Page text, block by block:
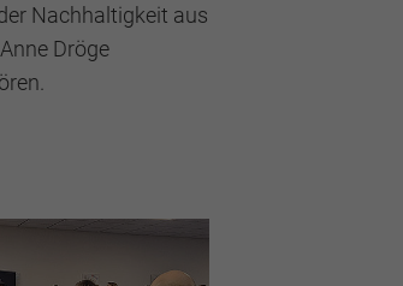
Nachhaltigkeit aus
Dröge